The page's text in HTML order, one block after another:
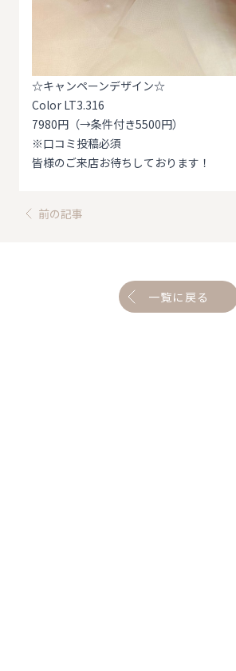
☆キャンペーンデザイン☆
Color LT3.316
7980円（→条件付き5500円）
※口コミ投稿必須
皆様のご来店お待ちしております！
前の記事
一覧に戻る